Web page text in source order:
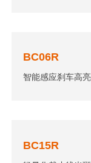
BC06R
智能感应刹车高
BC15R